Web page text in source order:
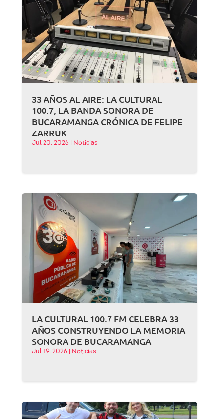
33 AÑOS AL AIRE: LA CULTURAL
100.7, LA BANDA SONORA DE
BUCARAMANGA CRÓNICA DE FELIPE
ZARRUK
Jul 20, 2026 Noticias
LA CULTURAL 100.7 FM CELEBRA 33
AÑOS CONSTRUYENDO LA MEMORIA
SONORA DE BUCARAMANGA
Jul 19, 2026 Noticias